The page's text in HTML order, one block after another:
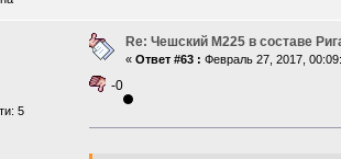
5
Re: Чешский М225 в составе
« Ответ #63 : Февраль 27, 2017,
-0